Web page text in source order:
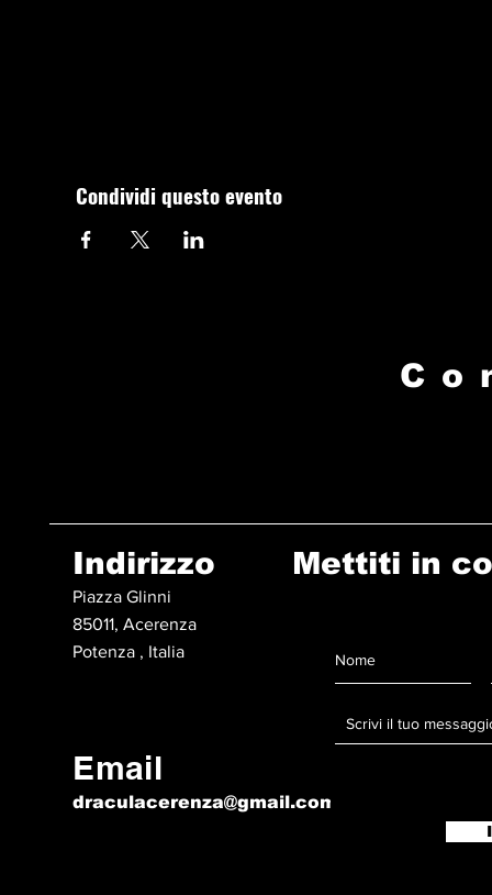
Condividi questo evento
Indirizzo
Piazza Glinni
85011, Acerenza
Potenza , Italia
Email
draculacerenza@gmail.com
Mettiti in